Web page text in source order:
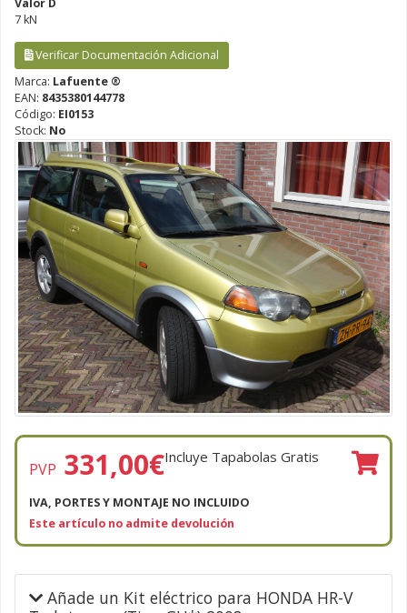
Valor D
7 kN
Verificar Documentación Adicional
Marca: Lafuente ®
EAN: 8435380144778
Código: EI0153
Stock: No
PVP 331,00€Incluye Tapabolas Gratis
IVA, PORTES Y MONTAJE NO INCLUIDO
Este artículo no admite devolución
Añade un Kit eléctrico para HONDA HR-V